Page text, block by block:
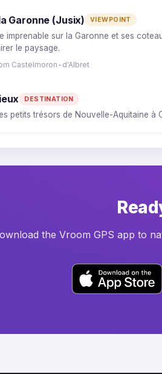
Garonne (Jusix) VIEWPOINT
imprenable sur la Garonne et ses
le paysage.
Castelmoron-d'Albret
DESTINATION
petits trésors de Nouvelle-Aquitaine à
the Vroom GPS app to